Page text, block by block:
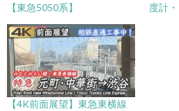
【東急5050系】
度計
【4K前面展望】東急東横線